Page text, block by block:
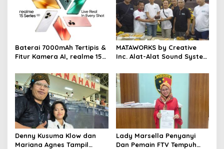
Baterai 7000mAh Tertipis &
Fitur Kamera AI, realme 15
Generasi Night Out
MATAWORKS by Creative
Inc. Alat-Alat Sound System
Lengkap untuk Konser
Outdoor yang Efektif
Denny Kusuma Klow dan
Mariana Agnes Tampil
Lady Marsella Penyanyi
Dan Pemain FTV Tempuh